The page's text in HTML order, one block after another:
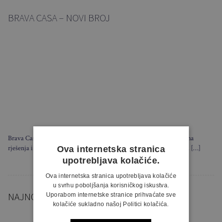
BRAVA CASA – NOVI BROJ
Brava Casa i u novom broju donosi neodoljivu inspiraciju, praktična
rješenja i privlačne primjere dizajna interijera – do zadnjeg detalja. […]
NAJNOVIJE VIJESTI
Ova internetska stranica
upotrebljava kolačiće.
Ova internetska stranica upotrebljava kolačiće
u svrhu poboljšanja korisničkog iskustva.
Uporabom internetske stranice prihvaćate sve
kolačiće sukladno našoj Politici kolačića.